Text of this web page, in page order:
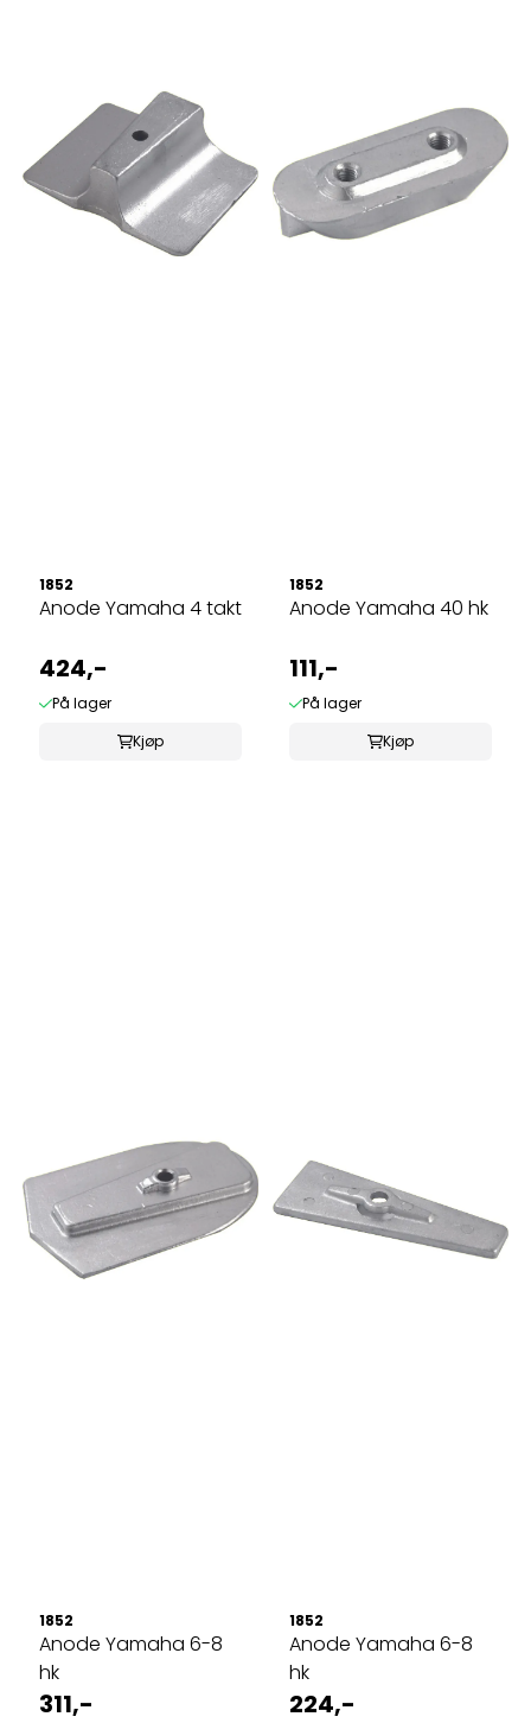
1852
Anode Yamaha 4 takt
424,-
På lager
Kjøp
1852
Anode Yamaha 40 hk
111,-
På lager
Kjøp
1852
Anode Yamaha 6-8
hk
311,-
1852
Anode Yamaha 6-8
hk
224,-